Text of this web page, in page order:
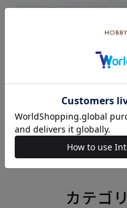
刺し子 ハロウィンパレード
カテゴ